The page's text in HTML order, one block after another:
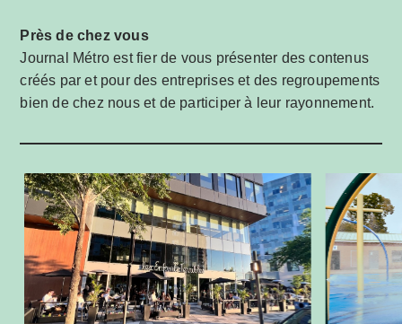
Près de chez vous
Journal Métro est fier de vous présenter des contenus
créés par et pour des entreprises et des regroupements
bien de chez nous et de participer à leur rayonnement.